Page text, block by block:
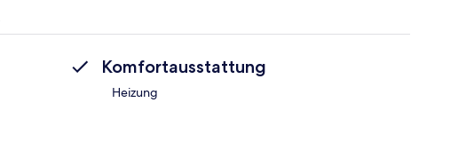
Komfortausstattung
Heizung